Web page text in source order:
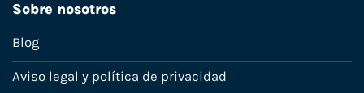
Sobre nosotros
Blog
Aviso legal y política de privacidad